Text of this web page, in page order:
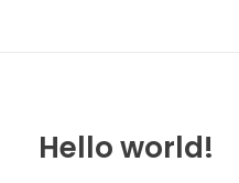
Hello world!